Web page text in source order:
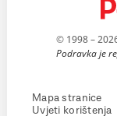
© 1998 –
Podravka je
Mapa stranice
Uvjeti korištenja